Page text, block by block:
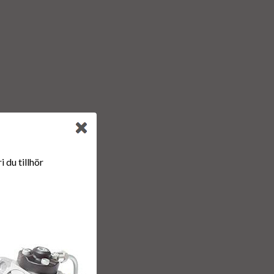
& retur.
du tillhör